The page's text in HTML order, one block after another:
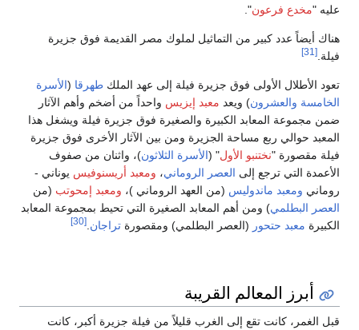
عليه "مخدع فرعون".
هناك أيضاً عدد كبير من التماثيل لملوك مصر القديمة فوق جزيرة
فيلة. [31]
تعود الأطلال الأولى فوق جزيرة فيلة إلى عهد الملك طهرقا (الأسرة
الخامسة والعشرون) ويعد معبد إيزيس واحداً من أضخم وأهم الآثار
ضمن مجموعة المعابد الكبيرة والصغيرة فوق جزيرة فيلة ويشغل هذا
المعبد حوالي ربع مساحة الجزيرة ومن بين الآثار الأخرى فوق جزيرة
فيلة مقصورة "نختنبو الأول" (الأسرة الثلاثون)، واثنان من صفوف
الأعمدة التي ترجع إلى العصر الروماني، ومعبد أريسنوفيس يوناني -
روماني ومعبد ماندوليس (من العهد الروماني )، ومعبد إمحوتب (من
العصر البطلمي) ومن أهم المعابد الصغيرة التي تحيط بمجموعة المعابد
الكبيرة معبد حتحور (العصر البطلمي) ومقصورة تراجان [30]
أبرز المعالم القريبة
قبل الغمر، كانت تقع إلى الغرب قليلاً من فيلة جزيرة أكبر، كانت